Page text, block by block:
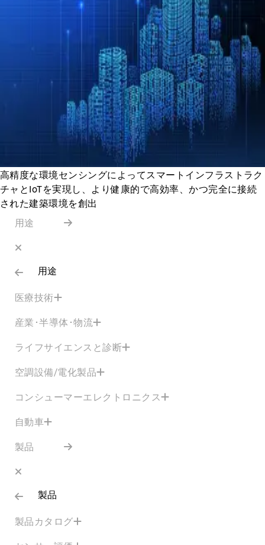
高精度な環境センシングによってスマートインフラストラク
チャとIoTを実現し、より健康的で高効率、かつ完全に接続
された建築環境を創出
用途
用途
医療技術
産業･半導体･物流
ライフサイエンスと診断
空調設備/電化製品
コンシューマーエレクトロニクス
自動車
製品
製品
製品カタログ